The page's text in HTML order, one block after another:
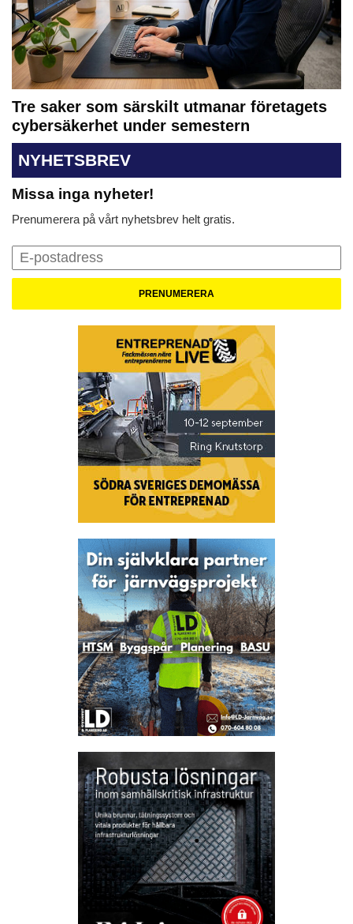
Tre saker som särskilt utmanar företagets
cybersäkerhet under semestern
NYHETSBREV
Missa inga nyheter!
Prenumerera på vårt nyhetsbrev helt gratis.